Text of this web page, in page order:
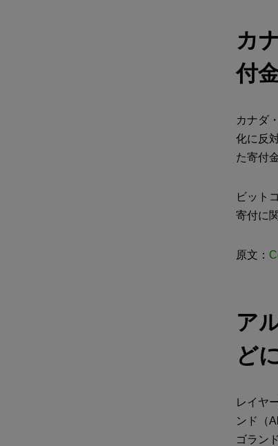
カ
付
カナダ
化に反
た寄付
ビット
寄付に
原文：
ア
ど
レイヤ
ンド（
ゴラン